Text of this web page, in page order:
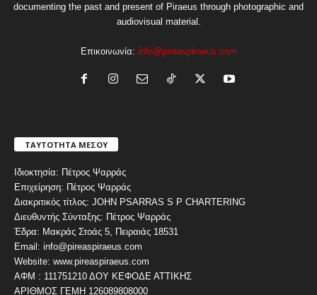
documenting the past and present of Piraeus through photographic and
audiovisual material.
Επικοινωνία: info@pireaspiraeus.com
ΤΑΥΤΟΤΗΤΑ ΜΕΣΟΥ
Ιδιοκτησία: Πέτρος Ψαρράς
Επιχείρηση: Πέτρος Ψαρράς
Διακριτικός τίτλος: JOHN PSARRAS S P CHARTERING
Διευθυντής Σύνταξης: Πέτρος Ψαρράς
Έδρα: Μακράς Στοάς 5, Πειραιάς 18531
Email: info@pireaspiraeus.com
Website: www.pireaspiraeus.com
ΑΦΜ : 111751210 ΔΟΥ ΚΕΦΟΔΕ ΑΤΤΙΚΗΣ
ΑΡΙΘΜΟΣ ΓΕΜΗ 126089808000